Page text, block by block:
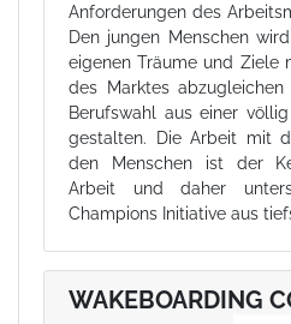
Anforderungen des
Den jungen Menschen
eigenen Träume und Ziele
des Marktes
Berufswahl aus einer
gestalten. Die Arbeit mit
den Menschen ist der
Arbeit und daher
Champions Initiative aus
WAKEBOARDING